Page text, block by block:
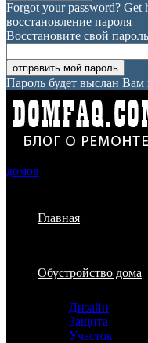
Forgot your password? Get
восстановление пароля
Восстановите свой пароль
Пароль будет выслан Вам
домов
Главная
Обустройство дома
Дизайн
Защита
Участок